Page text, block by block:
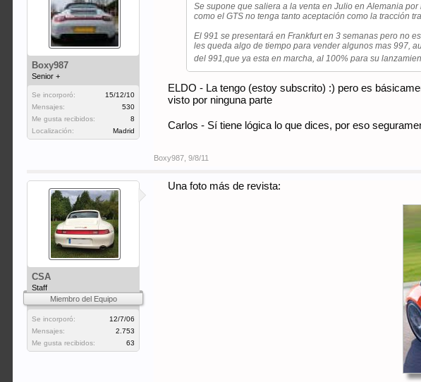
Boxy987
Senior +
Se incorporó:
15/12/10
Mensajes:
530
Me gusta recibidos:
8
Localización:
Madrid
Se supone que saliera a la venta en Julio en Alemania
como el GTS no tenga tanto aceptación como la tracción
El 991 se presentará en Frankfurt en 3 semanas pero no
les queda algo de tiempo para vender algunos mas 997,
del 991,que ya esta en marcha, al 100% para su
ELDO - La tengo (estoy subscrito) :) pero es
visto por ninguna parte
Carlos - Sí tiene lógica lo que dices, por eso
Boxy987 9/8/11
CSA
Staff
Miembro del Equipo
Se incorporó:
12/7/06
Mensajes:
2.753
Me gusta recibidos:
63
Una foto más de revista: